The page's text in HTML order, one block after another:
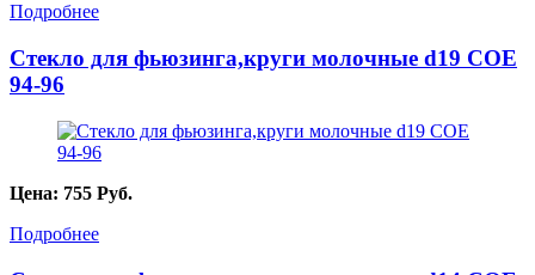
Подробнее
Стекло для фьюзинга,круги молочные d19 COE
94-96
Цена: 755 Руб.
Подробнее